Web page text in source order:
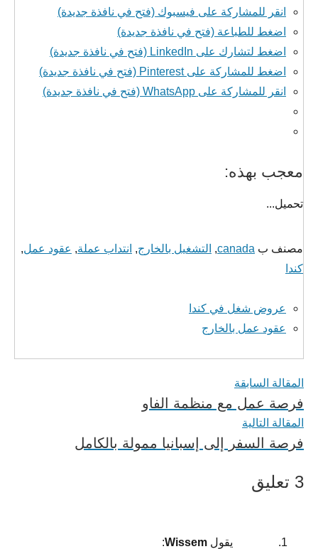
انقر للمشاركة على فيسبوك (فتح في نافذة جديدة)
اضغط للطباعة (فتح في نافذة جديدة)
اضغط لتشارك على LinkedIn (فتح في نافذة جديدة)
اضغط للمشاركة على Pinterest (فتح في نافذة جديدة)
انقر للمشاركة على WhatsApp (فتح في نافذة جديدة)
معجب بهذه:
تحميل...
مصنف ب canada
, التشغيل بالخارج, انتداب عملة, عقود عمل,
كندا
عروض شغل في كندا
عقود عمل بالخارج
تصفّح
المقالات
المقالة السابقة
فرصة عمل مع منظمة الفاو
المقالة التالية
فرصة السفر إلى إسبانيا ممولة بالكامل
3 تعليق
يقول Wissem
: